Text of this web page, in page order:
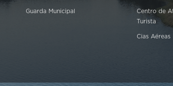
Guarda Municipal
Centro de
Turista
Cias Aéreas